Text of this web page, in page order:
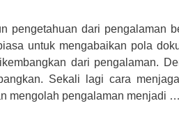
pengetahuan dari pengalaman
untuk mengabaikan pola
dari pengalaman.
Sekali lagi cara
mengolah pengalaman menjadi …